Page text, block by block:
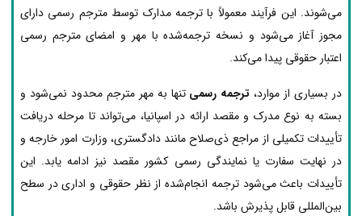
می‌شوند. این فرآیند معمولاً با ترجمه مدارک توسط مترجم رسمی دارای
مجوز آغاز می‌شود و نسخه ترجمه‌شده با مهر و امضای مترجم رسمی
اعتبار حقوقی پیدا می‌کند.
در بسیاری از موارد، ترجمه رسمی تنها به مهر مترجم محدود نمی‌شود و
بسته به نوع مدرک و مقصد ارائه در اسپانیا، می‌تواند تا مرحله دریافت
تأییدات تکمیلی از مراجع ذی‌صلاح مانند دادگستری، وزارت امور خارجه و
در نهایت سفارت یا نمایندگی رسمی کشور مقصد نیز ادامه یابد. این
تأییدات باعث می‌شود ترجمه انجام‌شده از نظر حقوقی و اداری در سطح
بین‌المللی قابل پذیرش باشد.